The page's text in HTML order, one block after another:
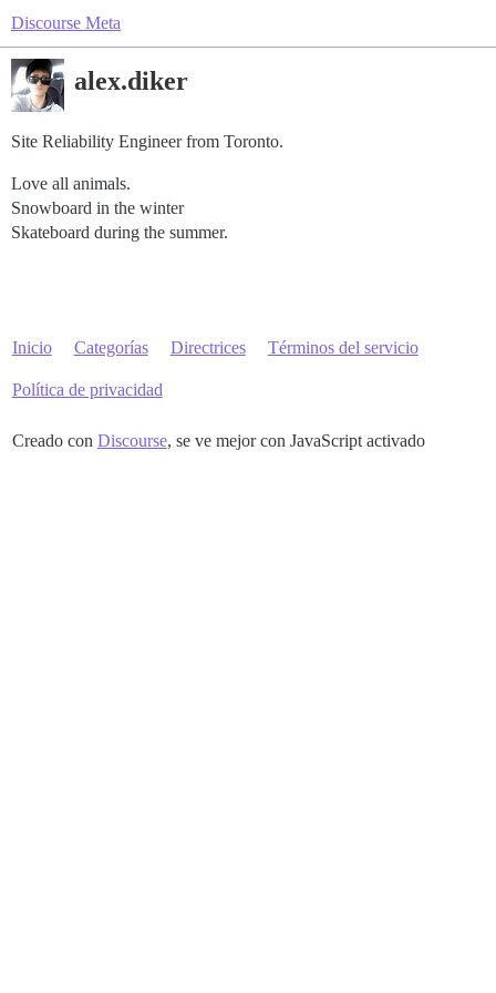
Discourse Meta
alex.diker
Site Reliability Engineer from Toronto.
Love all animals.
Snowboard in the winter
Skateboard during the summer.
Inicio Categorías Directrices Términos del servicio
Política de privacidad
Creado con Discourse, se ve mejor con JavaScript activado